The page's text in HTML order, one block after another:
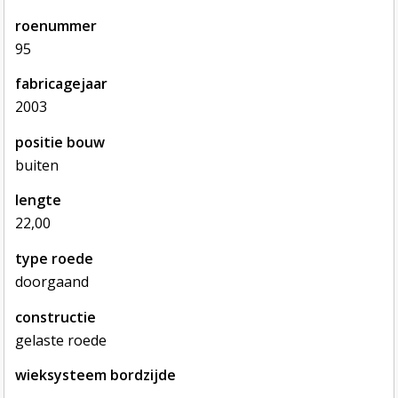
roenummer
95
fabricagejaar
2003
positie bouw
buiten
lengte
22,00
type roede
doorgaand
constructie
gelaste roede
wieksysteem bordzijde